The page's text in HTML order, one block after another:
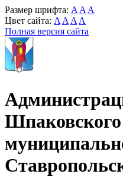
Размер шрифта: A A A
Цвет сайта: A A A A
Полная версия сайта
Шпаковского